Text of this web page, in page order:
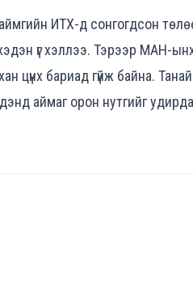
ИТХ-д сонгогдсон
үг хэллээ. Тэрээр МАН-
цүнх бариад гүйж байна.
аймаг орон нутгийг